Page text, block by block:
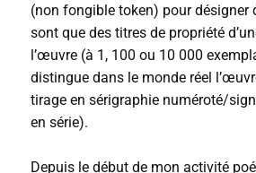
(non fongible token) pour désigner
sont que des titres de propriété
l’œuvre (à 1, 100 ou 10 000
distingue dans le monde réel
tirage en sérigraphie numéroté/
en série).
Depuis le début de mon activité